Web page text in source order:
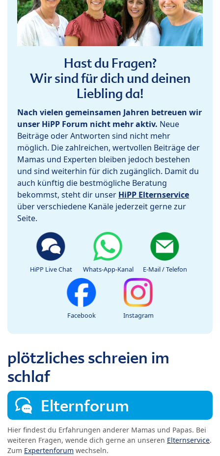
Hast du Fragen?
Wir sind für dich und deinen
Liebling da!
Nach vielen gemeinsamen Jahren betreuen wir
unser HiPP Forum nicht mehr aktiv. Neue
Beiträge oder Antworten sind nicht mehr
möglich. Die zahlreichen, wertvollen Beiträge der
Mamas und Experten bleiben jedoch bestehen
und sind weiterhin für dich zugänglich. Damit du
auch künftig die bestmögliche Beratung
bekommst, steht dir unser HiPP Elternservice
über verschiedene Kanäle jederzeit gerne zur
Seite.
HiPP Live Chat Whats-App-Kanal E-Mail / Telefon
Facebook Instagram
plötzliches schreien im
schlaf
Elternforum
Hier findest du Erfahrungen anderer Mamas und Papas. Bei
weiteren Fragen, wende dich gerne an unseren Elternservice.
Zum Expertenforum wechseln.